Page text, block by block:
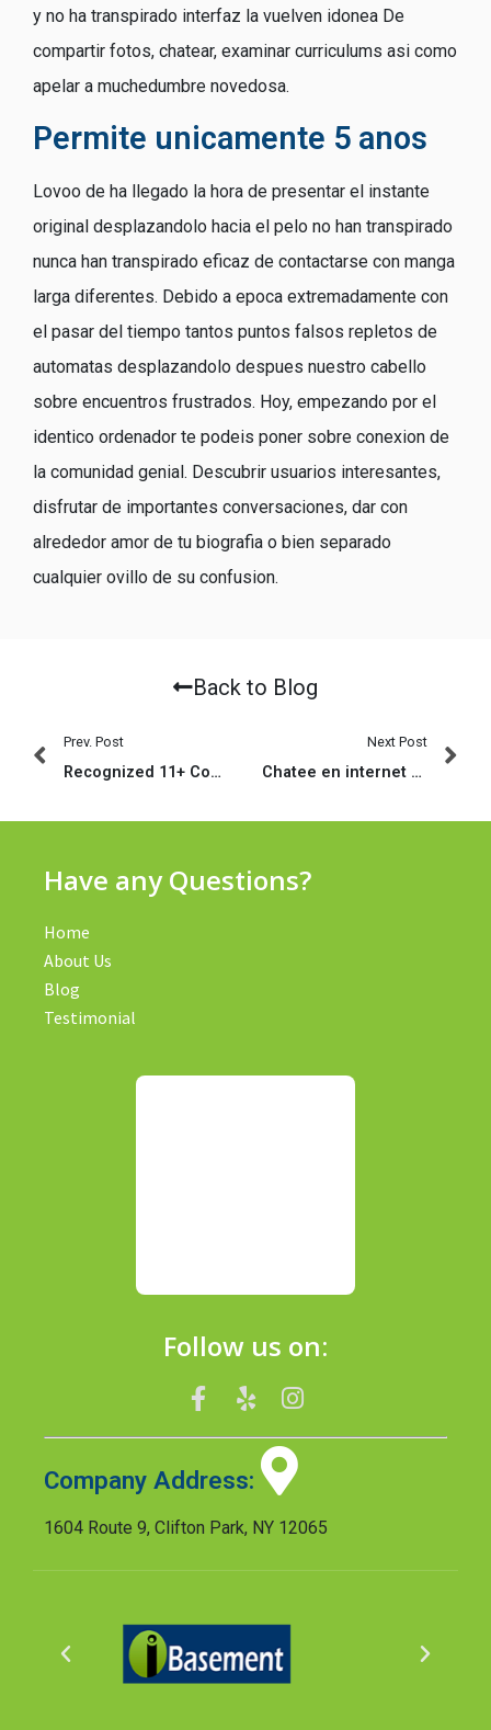
y no ha transpirado interfaz la vuelven idonea De
compartir fotos, chatear, examinar curriculums asi­ como
apelar a muchedumbre novedosa.
Permite unicamente 5 anos
Lovoo de ha llegado la hora de presentar el instante
original desplazandolo hacia el pelo no han transpirado
nunca han transpirado eficaz de contactarse con manga
larga diferentes. Debido a epoca extremadamente con
el pasar del tiempo tantos puntos falsos repletos de
automatas desplazandolo despues nuestro cabello
sobre encuentros frustrados. Hoy, empezando por el
identico ordenador te podeis poner sobre conexion de
la comunidad genial. Descubrir usuarios interesantes,
disfrutar de importantes conversaciones, dar con
alrededor amor de tu biografia o bien separado
cualquier ovillo de su confusion.
Back to Blog
Prev. Post
Recognized 11+ Cougar interactions services website: Recognize their particular finest Cub a€“ Honest examination
Next Post
Chatee en internet Actualmente en compania de decenas sobre desconocidos
Have any Questions?
Home
About Us
Blog
Testimonial
Follow us on:
Company Address:
1604 Route 9, Clifton Park, NY 12065